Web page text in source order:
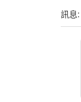
訊息: